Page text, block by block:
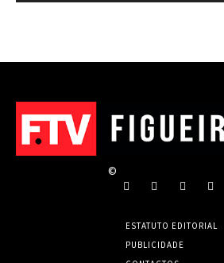
©
ESTATUTO EDITORIAL
PUBLICIDADE